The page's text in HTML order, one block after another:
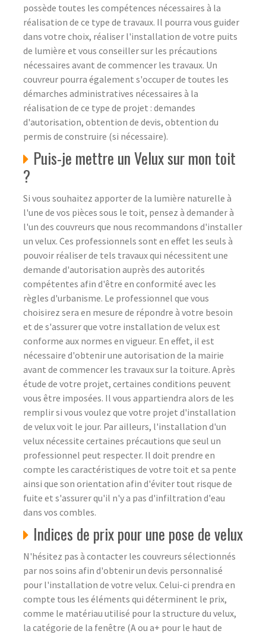
possède toutes les compétences nécessaires à la
réalisation de ce type de travaux. Il pourra vous guider
dans votre choix, réaliser l'installation de votre puits
de lumière et vous conseiller sur les précautions
nécessaires avant de commencer les travaux. Un
couvreur pourra également s'occuper de toutes les
démarches administratives nécessaires à la
réalisation de ce type de projet : demandes
d'autorisation, obtention de devis, obtention du
permis de construire (si nécessaire).
Puis-je mettre un Velux sur mon toit
?
Si vous souhaitez apporter de la lumière naturelle à
l'une de vos pièces sous le toit, pensez à demander à
l'un des couvreurs que nous recommandons d'installer
un velux. Ces professionnels sont en effet les seuls à
pouvoir réaliser de tels travaux qui nécessitent une
demande d'autorisation auprès des autorités
compétentes afin d'être en conformité avec les
règles d'urbanisme. Le professionnel que vous
choisirez sera en mesure de répondre à votre besoin
et de s'assurer que votre installation de velux est
conforme aux normes en vigueur. En effet, il est
nécessaire d'obtenir une autorisation de la mairie
avant de commencer les travaux sur la toiture. Après
étude de votre projet, certaines conditions peuvent
vous être imposées. Il vous appartiendra alors de les
remplir si vous voulez que votre projet d'installation
de velux voit le jour. Par ailleurs, l'installation d'un
velux nécessite certaines précautions que seul un
professionnel peut respecter. Il doit prendre en
compte les caractéristiques de votre toit et sa pente
ainsi que son orientation afin d'éviter tout risque de
fuite et s'assurer qu'il n'y a pas d'infiltration d'eau
dans vos combles.
Indices de prix pour une pose de velux
N'hésitez pas à contacter les couvreurs sélectionnés
par nos soins afin d'obtenir un devis personnalisé
pour l'installation de votre velux. Celui-ci prendra en
compte tous les éléments qui déterminent le prix,
comme le matériau utilisé pour la structure du velux,
la catégorie de la fenêtre (A ou a+ pour le haut de